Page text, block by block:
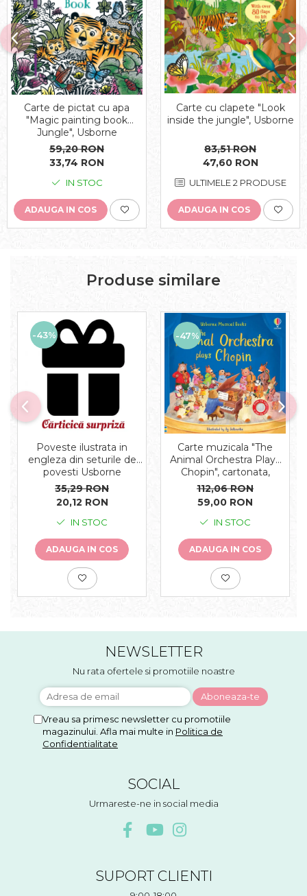
Carte de pictat cu apa
"Magic painting book
Jungle", Usborne
59,20 RON
33,74 RON
IN STOC
ADAUGA IN COS
Carte cu clapete "Look
inside the jungle", Usborne
83,51 RON
47,60 RON
ULTIMELE 2 PRODUSE
ADAUGA IN COS
Produse similare
-43%
Poveste ilustrata in
engleza din seturile de
povesti Usborne
35,29 RON
20,12 RON
IN STOC
ADAUGA IN COS
-47%
Carte muzicala "The
Animal Orchestra Plays
Chopin", cartonata,
Usborne
112,06 RON
59,00 RON
IN STOC
ADAUGA IN COS
NEWSLETTER
Nu rata ofertele si promotiile noastre
Vreau sa primesc newsletter cu promotiile
magazinului. Afla mai multe in Politica de
Confidentialitate
SOCIAL
Urmareste-ne in social media
SUPORT CLIENTI